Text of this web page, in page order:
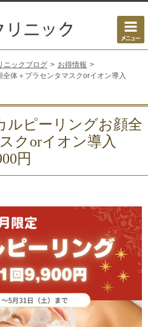
ニックブログ
お得情報
全体＋プラセンタマスクorイオン導入
ルピーリングお顔全
スクorイオン導入
円